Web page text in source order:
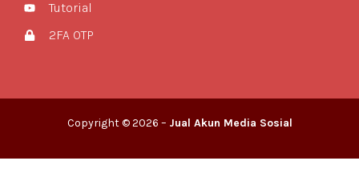
Tutorial
2FA OTP
Copyright © 2026 – Jual Akun Media Sosial